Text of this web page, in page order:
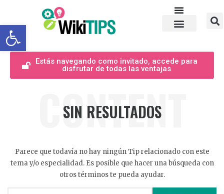
Abrir barra de herramientas
Estás navegando como invitado, accede para
disfrutar de todas las ventajas
CONTENT
SIN RESULTADOS
Parece que todavía no hay ningún Tip relacionado con este
tema y/o especialidad. Es posible que hacer una búsqueda con
otros términos te pueda ayudar.